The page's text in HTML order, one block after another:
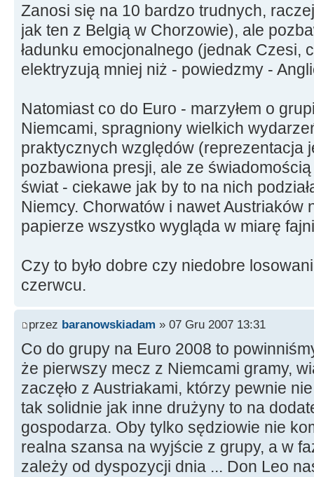
Zanosi się na 10 bardzo trudnych,
jak ten z Belgią w Chorzowie), ale
ładunku emocjonalnego (jednak Czesi,
elektryzują mniej niż - powiedzmy -
Natomiast co do Euro - marzyłem o
Niemcami, spragniony wielkich
praktycznych względów (reprezentacja
pozbawiona presji, ale ze
świat - ciekawe jak by to na nich
Niemcy. Chorwatów i nawet Austriaków
papierze wszystko wygląda w miarę
Czy to było dobre czy niedobre
czerwcu.
przez baranowskiadam » 07 Gru 2007 13:31
Co do grupy na Euro 2008 to
że pierwszy mecz z Niemcami gramy,
zaczęło z Austriakami, którzy pewnie
tak solidnie jak inne drużyny to na
gospodarza. Oby tylko sędziowie nie
realna szansa na wyjście z grupy, a w
zależy od dyspozycji dnia ... Don Leo